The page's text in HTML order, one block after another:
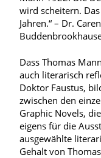
wird scheitern.
Jahren.“ – Dr.
Dass Thomas
auch literarisch
Doktor Faustus,
zwischen den
Graphic Novels,
eigens für die
ausgewählte
Gehalt von